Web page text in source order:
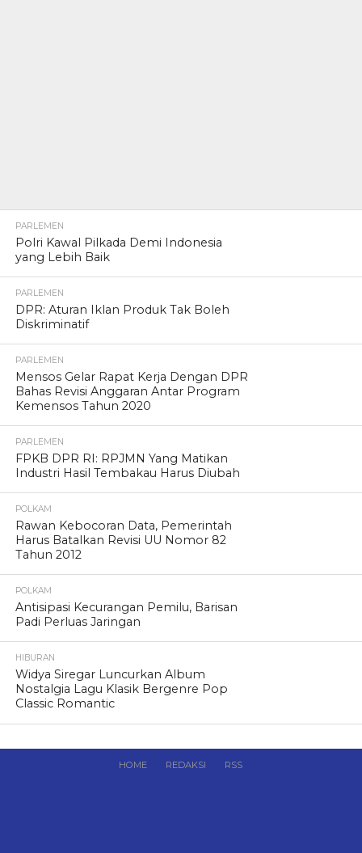
PARLEMEN
Polri Kawal Pilkada Demi Indonesia
yang Lebih Baik
PARLEMEN
DPR: Aturan Iklan Produk Tak Boleh
Diskriminatif
PARLEMEN
Mensos Gelar Rapat Kerja Dengan DPR
Bahas Revisi Anggaran Antar Program
Kemensos Tahun 2020
PARLEMEN
FPKB DPR RI: RPJMN Yang Matikan
Industri Hasil Tembakau Harus Diubah
POLKAM
Rawan Kebocoran Data, Pemerintah
Harus Batalkan Revisi UU Nomor 82
Tahun 2012
POLKAM
Antisipasi Kecurangan Pemilu, Barisan
Padi Perluas Jaringan
HIBURAN
Widya Siregar Luncurkan Album
Nostalgia Lagu Klasik Bergenre Pop
Classic Romantic
HOME REDAKSI RSS